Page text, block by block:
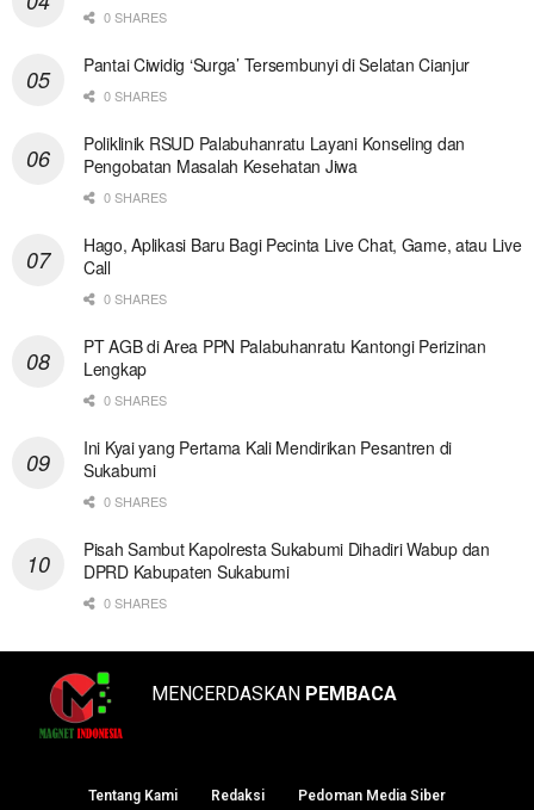
0 SHARES
Pantai Ciwidig ‘Surga’ Tersembunyi di Selatan Cianjur
0 SHARES
Poliklinik RSUD Palabuhanratu Layani Konseling dan
Pengobatan Masalah Kesehatan Jiwa
0 SHARES
Hago, Aplikasi Baru Bagi Pecinta Live Chat, Game, atau Live
Call
0 SHARES
PT AGB di Area PPN Palabuhanratu Kantongi Perizinan
Lengkap
0 SHARES
Ini Kyai yang Pertama Kali Mendirikan Pesantren di
Sukabumi
0 SHARES
Pisah Sambut Kapolresta Sukabumi Dihadiri Wabup dan
DPRD Kabupaten Sukabumi
0 SHARES
MENCERDASKAN PEMBACA
Tentang Kami Redaksi Pedoman Media Siber